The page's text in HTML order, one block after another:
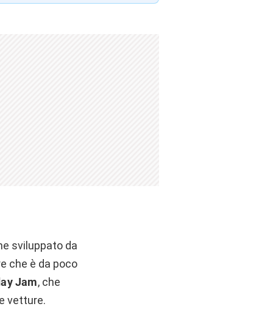
sviluppato da
che è da poco
Jam, che
vetture.